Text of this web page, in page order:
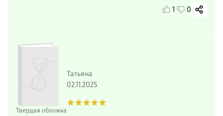
1 0
Твердая обложка
Татьяна
02.11.2025